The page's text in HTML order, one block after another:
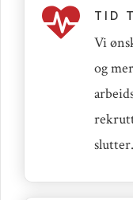
TID
Vi
og